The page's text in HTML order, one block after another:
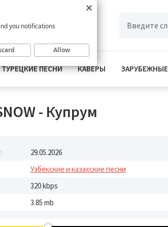
ТУРЕЦКИЕ ПЕСНИ КАВЕРЫ ЗАРУБЕЖНЫЕ
- Купрум
29.05.2026
Узбекские и казахские песни
320 kbps
3.85 mb
you notifications
Allow